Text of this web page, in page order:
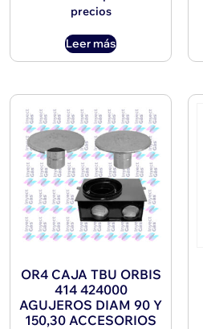
precios
Leer más
OR4 CAJA TBU ORBIS
414 424000
AGUJEROS DIAM 90 Y
150,30 ACCESORIOS